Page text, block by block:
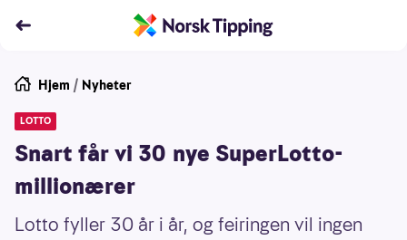
Hjem / Nyheter
LOTTO
Snart får vi 30 nye SuperLotto-
millionærer
Lotto fyller 30 år i år, og feiringen vil ingen